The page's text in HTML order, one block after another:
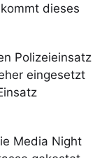
dieses
Polizeieinsatz
eingesetzt
Media Night